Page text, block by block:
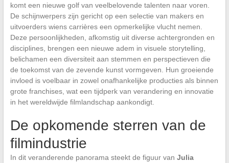
komt een nieuwe golf van veelbelovende talenten naar voren.
De schijnwerpers zijn gericht op een selectie van makers en
uitvoerders wiens carrières een opmerkelijke vlucht nemen.
Deze persoonlijkheden, afkomstig uit diverse achtergronden en
disciplines, brengen een nieuwe adem in visuele storytelling,
belichamen een diversiteit aan stemmen en perspectieven die
de toekomst van de zevende kunst vormgeven. Hun groeiende
invloed is voelbaar in zowel onafhankelijke producties als binnen
grote franchises, wat een tijdperk van verandering en innovatie
in het wereldwijde filmlandschap aankondigt.
De opkomende sterren van de
filmindustrie
In dit veranderende panorama steekt de figuur van Julia